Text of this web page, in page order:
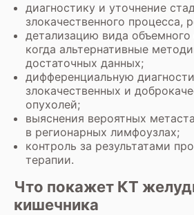
диагностику и уточнение
злокачественного процесса,
детализацию вида объемного
когда альтернативные
достаточных данных;
дифференциальную
злокачественных и
опухолей;
выяснения вероятных
в регионарных лимфоузлах;
контроль за результатами
терапии.
Что покажет КТ
кишечника